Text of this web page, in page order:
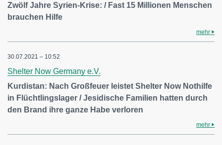
Zwölf Jahre Syrien-Krise: / Fast 15 Millionen Menschen
brauchen Hilfe
mehr
30.07.2021 – 10:52
Shelter Now Germany e.V.
Kurdistan: Nach Großfeuer leistet Shelter Now Nothilfe
in Flüchtlingslager / Jesidische Familien hatten durch
den Brand ihre ganze Habe verloren
mehr